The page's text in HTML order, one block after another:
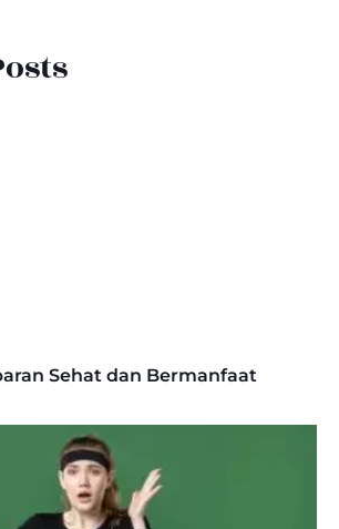
Sehat dan Bermanfaat